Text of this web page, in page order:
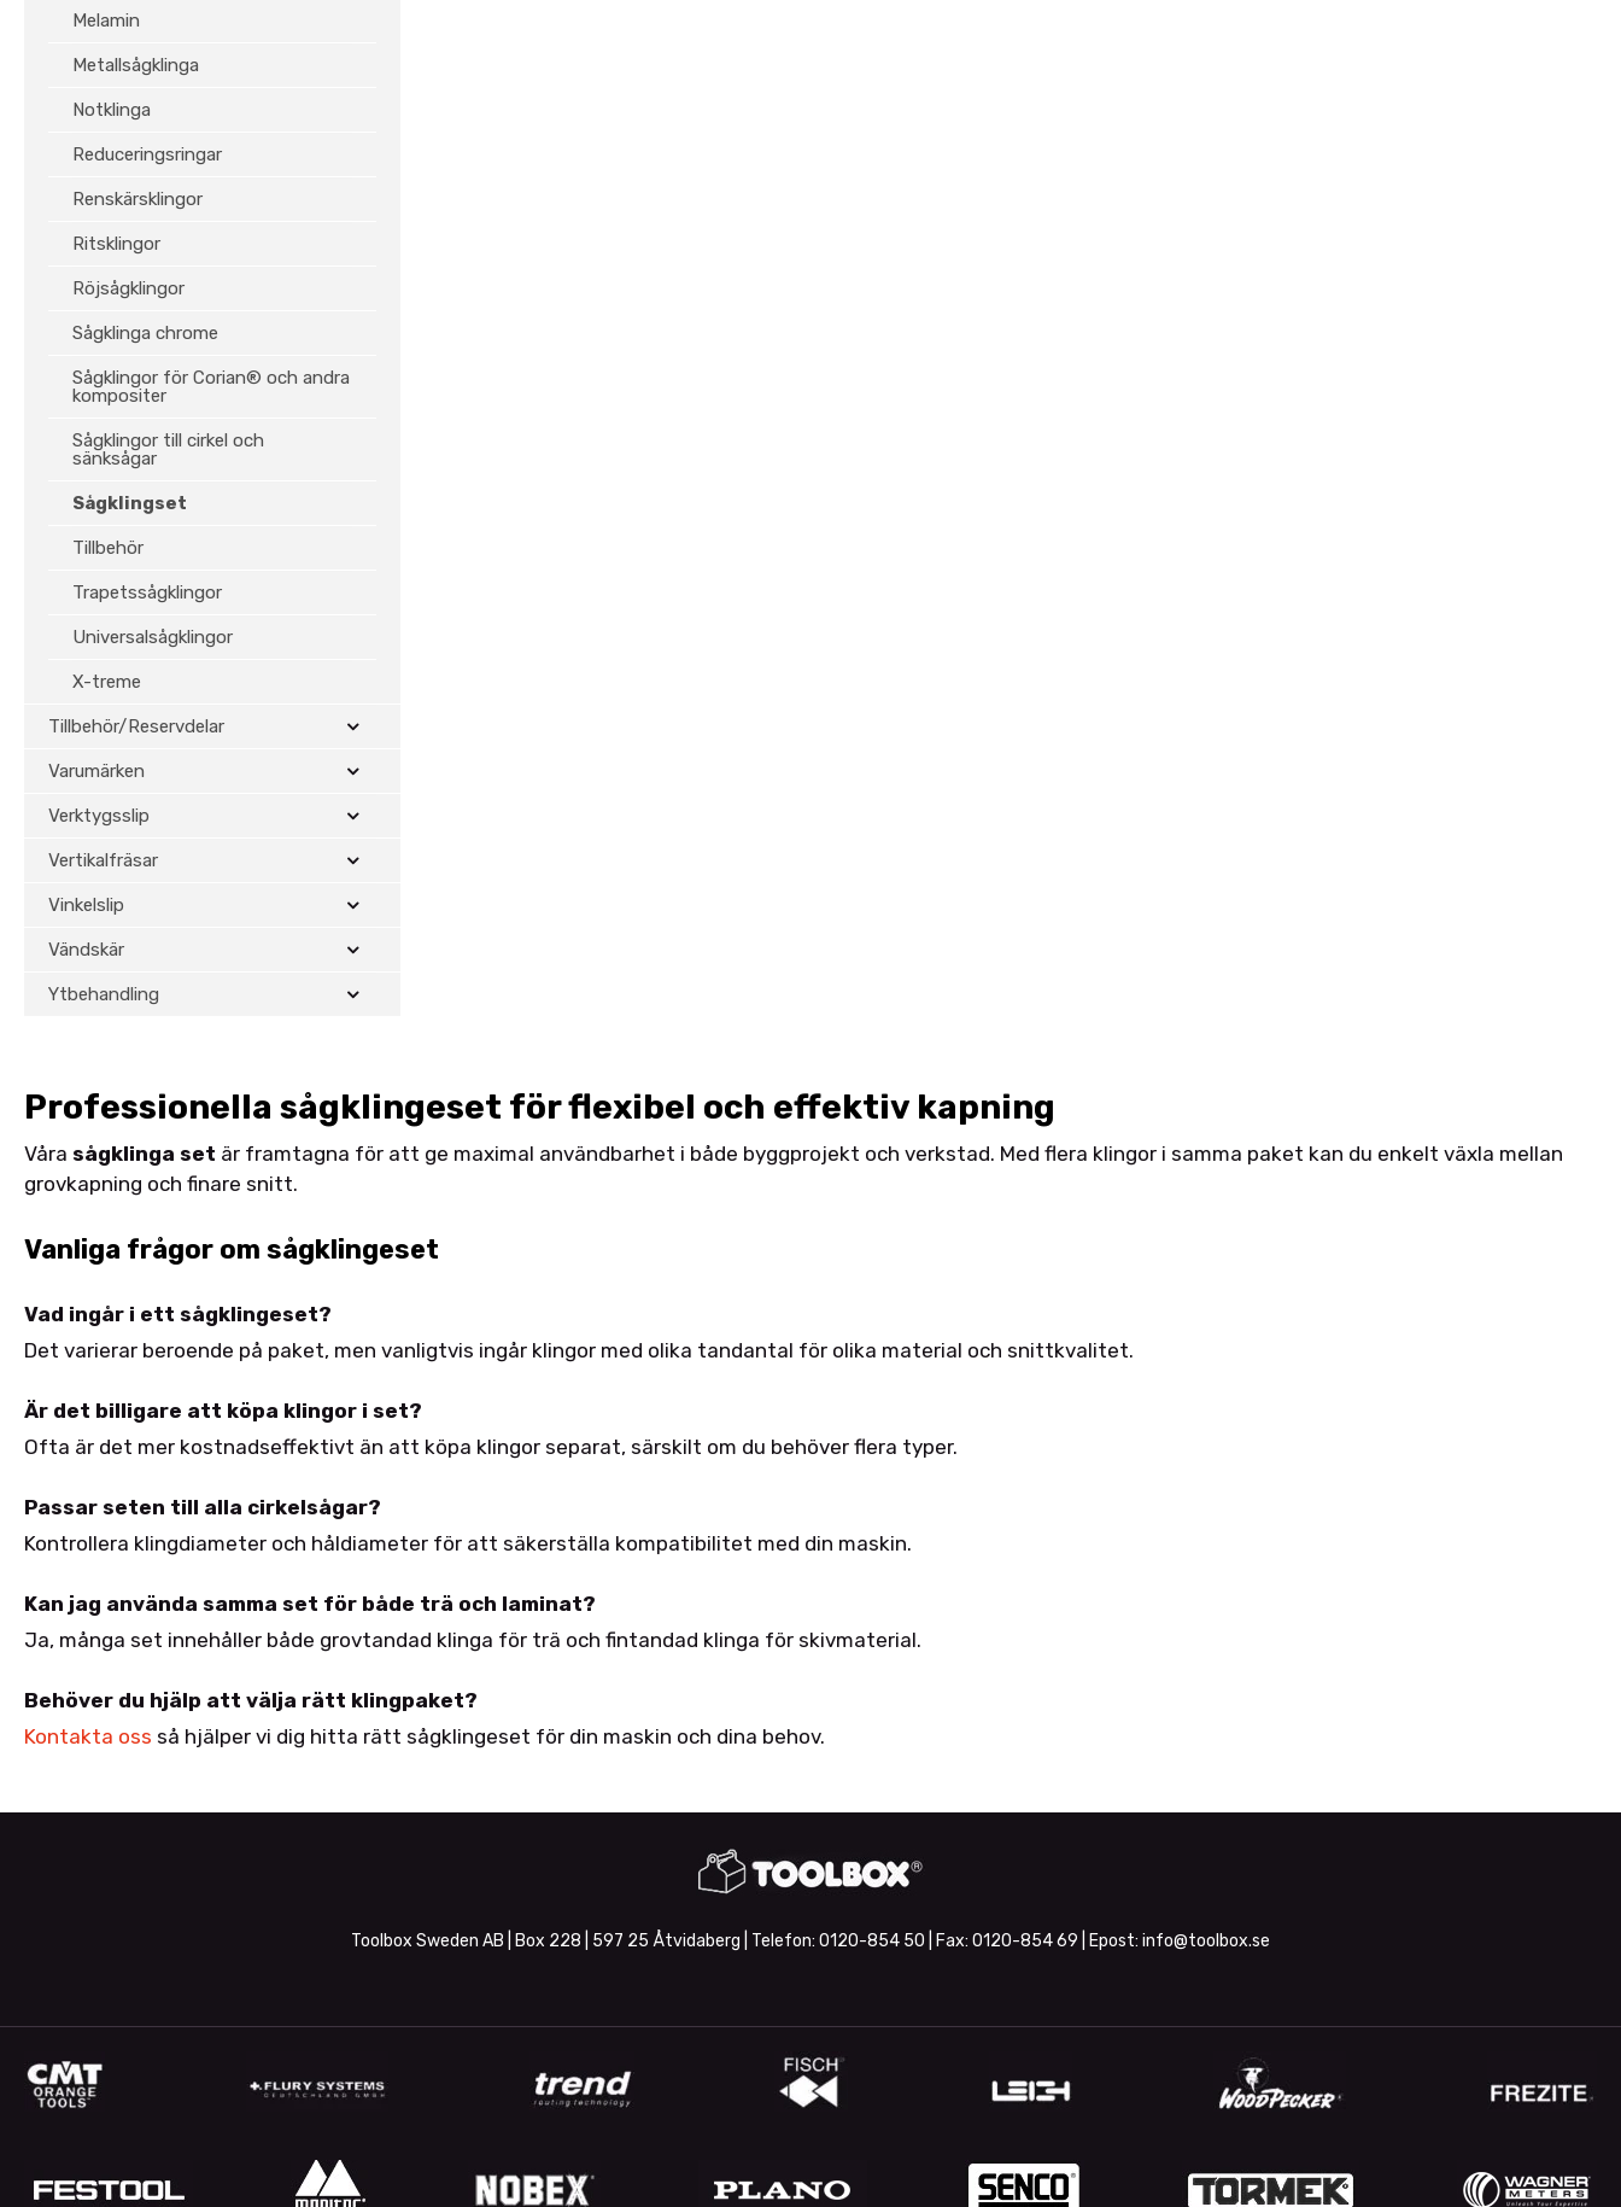
Melamin
Metallsågklinga
Notklinga
Reduceringsringar
Renskärsklingor
Ritsklingor
Röjsågklingor
Sågklinga chrome
Sågklingor för Corian® och andra
kompositer
Sågklingor till cirkel och
sänksågar
Sågklingset
Tillbehör
Trapetssågklingor
Universalsågklingor
X-treme
Tillbehör/Reservdelar
Varumärken
Verktygsslip
Vertikalfräsar
Vinkelslip
Vändskär
Ytbehandling
Professionella sågklingeset för flexibel och effektiv kapning
Våra sågklinga set är framtagna för att ge maximal användbarhet i både byggprojekt och verkstad. Med flera klingor i samma paket kan du enkelt växla mellan
grovkapning och finare snitt.
Vanliga frågor om sågklingeset
Vad ingår i ett sågklingeset?
Det varierar beroende på paket, men vanligtvis ingår klingor med olika tandantal för olika material och snittkvalitet.
Är det billigare att köpa klingor i set?
Ofta är det mer kostnadseffektivt än att köpa klingor separat, särskilt om du behöver flera typer.
Passar seten till alla cirkelsågar?
Kontrollera klingdiameter och håldiameter för att säkerställa kompatibilitet med din maskin.
Kan jag använda samma set för både trä och laminat?
Ja, många set innehåller både grovtandad klinga för trä och fintandad klinga för skivmaterial.
Behöver du hjälp att välja rätt klingpaket?
Kontakta oss så hjälper vi dig hitta rätt sågklingeset för din maskin och dina behov.
Toolbox Sweden AB | Box 228 | 597 25 Åtvidaberg | Telefon: 0120-854 50 | Fax: 0120-854 69 | Epost: info@toolbox.se